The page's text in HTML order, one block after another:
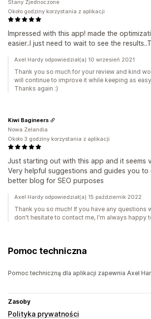
Impressed with this app! made the
easier..I just need to wait to see the
Stany Zjednoczone
Około godziny korzystania z aplikacji
Axel Hardy odpowiedział(a) 10 wrzesień 2021
Thank you so much for your review and kind
will continue to improve it while keeping as
Thanks again :)
Just starting out with this app and it seems
Very helpful suggestions and guides you to
better blog for SEO purposes
Kiwi Bagineers
Nowa Zelandia
Około 3 godziny korzystania z aplikacji
Axel Hardy odpowiedział(a) 15 październik 2022
Thank you so much! If you have any questions
don't hesitate to contact me, I'm always happy
Pomoc techniczna
Pomoc techniczną dla aplikacji zapewnia Axel
Zasoby
Polityka prywatności